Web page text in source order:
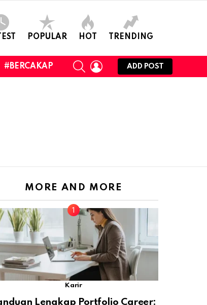
POPULAR HOT TRENDING
#BERCAKAP
SEARCHLOGIN
ADD POST
MORE AND MORE
Karir
Lengkap Portfolio Career: